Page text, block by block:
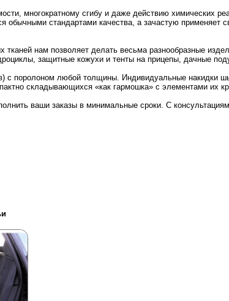
многократному сгибу и даже действию химических
обычными стандартами качества, а зачастую применяет
нам позволяет делать весьма разнообразные
защитные кожухи и тенты на прицепы, дачные
с поролоном любой толщины. Индивидуальные накидки
складывающихся «как гармошка» с элементами их
ваши заказы в минимальные сроки. С